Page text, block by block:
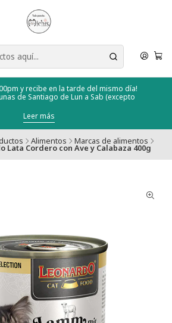
y recibe en la tarde del mismo día!
de Santiago de Lun a Sab (excepto
Leer más
Alimentos Marcas de alimentos
Lata Cordero con Ave y Calabaza 400g